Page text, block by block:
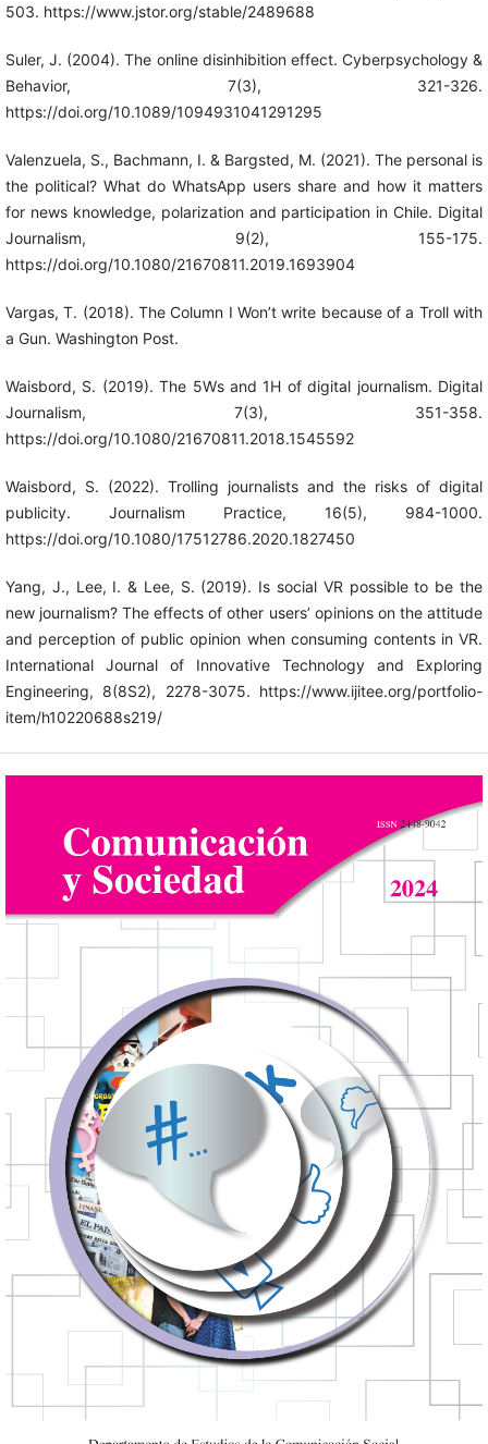
503. https://www.jstor.org/stable/2489688
Suler, J. (2004). The online disinhibition effect. Cyberpsychology &
Behavior, 7(3), 321-326.
https://doi.org/10.1089/1094931041291295
Valenzuela, S., Bachmann, I. & Bargsted, M. (2021). The personal is
the political? What do WhatsApp users share and how it matters
for news knowledge, polarization and participation in Chile. Digital
Journalism, 9(2), 155-175.
https://doi.org/10.1080/21670811.2019.1693904
Vargas, T. (2018). The Column I Won’t write because of a Troll with
a Gun. Washington Post.
Waisbord, S. (2019). The 5Ws and 1H of digital journalism. Digital
Journalism, 7(3), 351-358.
https://doi.org/10.1080/21670811.2018.1545592
Waisbord, S. (2022). Trolling journalists and the risks of digital
publicity. Journalism Practice, 16(5), 984-1000.
https://doi.org/10.1080/17512786.2020.1827450
Yang, J., Lee, I. & Lee, S. (2019). Is social VR possible to be the
new journalism? The effects of other users’ opinions on the attitude
and perception of public opinion when consuming contents in VR.
International Journal of Innovative Technology and Exploring
Engineering, 8(8S2), 2278-3075. https://www.ijitee.org/portfolio-
item/h10220688s219/